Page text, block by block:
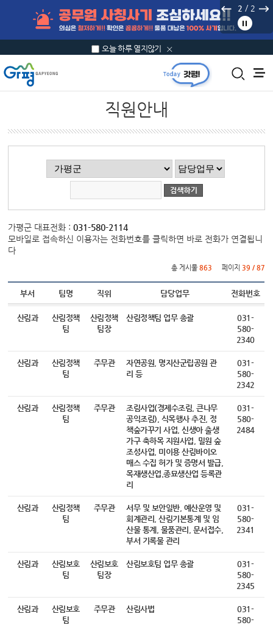
2 / 2
오늘 하루 열지않기
직원안내
가평군 대표전화 :031-580-2114
모바일로 접속하신 이용자는 전화번호를 클릭하면 바로 전화가 연결됩니
다
총 게시물 863 페이지 39 / 87
부서 팀명 직위 담당업무 전화번호
산림과
산림정책
팀
산림정책
팀장
산림정책팀 업무 총괄
031-
580-
2340
산림과
산림정책
팀
주무관
자연공원, 명지산군립공원 관
리 등
031-
580-
2342
산림과
산림정책
팀
주무관
조림사업(경제수조림, 큰나무
공익조림), 식목행사 추진, 정
책숲가꾸기 사업, 신생아 출생
가구 축하목 지원사업, 밀원 숲
조성사업, 미이용 산림바이오
매스 수집 허가 및 증명서 발급,
목재생산업.종묘생산업 등록관
리
031-
580-
2484
산림과
산림정책
팀
주무관
서무 및 보안일반, 예산운영 및
회계관리, 산림기본통계 및 임
산물 통계, 물품관리, 문서접수,
부서 기록물 관리
031-
580-
2341
산림과
산림보호
팀
산림보호
팀장
산림보호팀 업무 총괄
031-
580-
2345
산림과
산림보호
팀
주무관 산림사법
031-
580-